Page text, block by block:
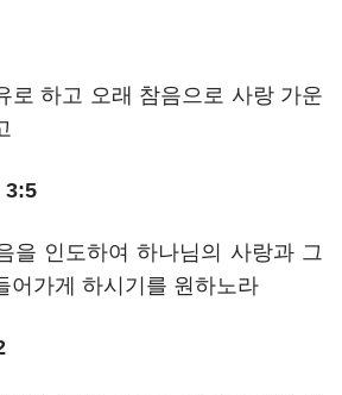
로 하고 오래 참음으로 사랑 가운
3:5
을 인도하여 하나님의 사랑과 그
어가게 하시기를 원하노라